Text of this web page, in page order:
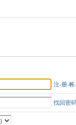
注-册-
找回密